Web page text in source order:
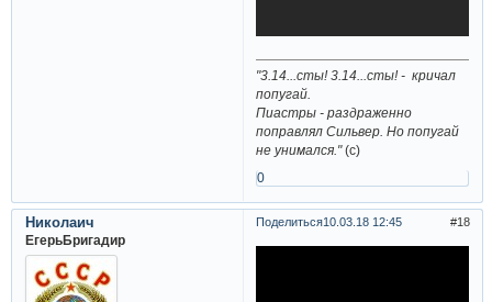
"3.14...сты! 3.14...сты! - кричал
попугай.
Пиастры - раздраженно
поправлял Сильвер. Но попугай
не унимался."(с)
0
Поделиться 18
10.03.18 12:45
Николаич
ЕгерьБригадир